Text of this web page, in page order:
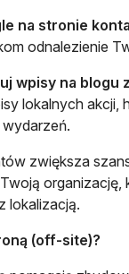
na stronie
odnalezienie
wpisy na blogu
lokalnych akcji,
zwiększa
organizację,
lokalizacją.
(off-site)?